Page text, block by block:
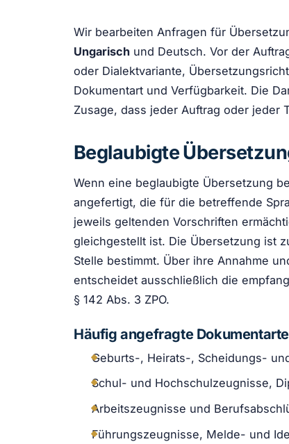
Wir bearbeiten Anfragen für
Ungarisch und Deutsch. Vor der
oder Dialektvariante,
Dokumentart und Verfügbarkeit. Die
Zusage, dass jeder Auftrag oder jeder
Beglaubigte
Wenn eine beglaubigte Übersetzung
angefertigt, die für die betreffende
jeweils geltenden Vorschriften
gleichgestellt ist. Die Übersetzung ist
Stelle bestimmt. Über ihre Annahme
entscheidet ausschließlich die
§ 142 Abs. 3 ZPO.
Häufig angefragte
Geburts-, Heirats-, Scheidungs-
Schul- und Hochschulzeugnisse,
Arbeitszeugnisse und
Führungszeugnisse, Melde- und